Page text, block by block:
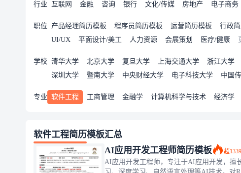
行业 互联网 金融 咨询 银行 文化/传媒 房地产 电子商务
职位 产品经理简历模板 程序员简历模板 运营简历模板 行政
UI/UX
平面设计/美工 人力资源 会展策划 医疗/健康
学校 清华大学 北京大学 复旦大学 上海交通大学 浙江大学
深圳大学
暨南大学 中央财经大学 电子科技大学 中国
专业 软件工程 工商管理 金融学 计算机科学与技术 经济学
软件工程简历模板汇总
AI应用开发工程师简历模板 超
AI应用开发工程师，专注于AI应用开发，擅